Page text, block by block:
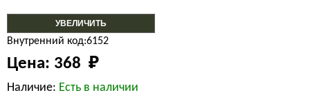
УВЕЛИЧИТЬ
Внутренний код:6152
Цена: 368 ₽
Наличие: Есть в наличии